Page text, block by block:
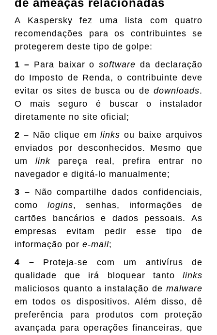
de ameaças relacionadas
A Kaspersky fez uma lista com quatro
recomendações para os contribuintes se
protegerem deste tipo de golpe:
1 – Para baixar osoftware da declaração
do Imposto de Renda, o contribuinte deve
evitar os sites de busca ou de downloads.
O mais seguro é buscar o instalador
diretamente no site oficial;
2 – Não clique emlinks ou baixe arquivos
enviados por desconhecidos. Mesmo que
um link pareça real, prefira entrar no
navegador e digitá-lo manualmente;
3 – Não compartilhe dados confidenciais,
como logins, senhas, informações de
cartões bancários e dados pessoais. As
empresas evitam pedir esse tipo de
informação por e-mail;
4 – Proteja-se com um antivírus de
qualidade que irá bloquear tanto links
maliciosos quanto a instalação de malware
em todos os dispositivos. Além disso, dê
preferência para produtos com proteção
avançada para operações financeiras, que